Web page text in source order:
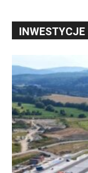
INWESTYCJE